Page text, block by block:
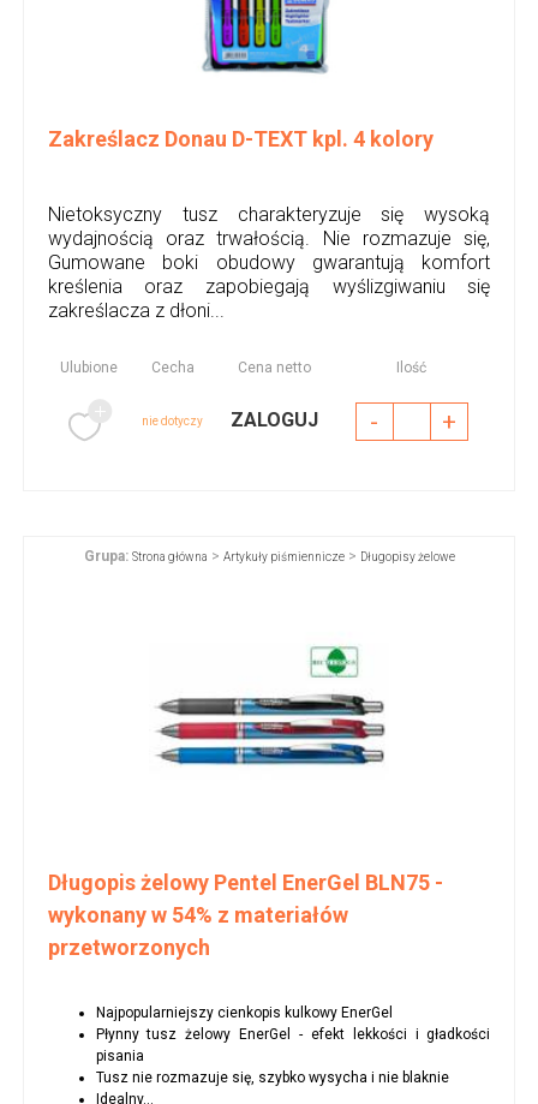
Zakreślacz Donau D-TEXT kpl. 4 kolory
Nietoksyczny tusz charakteryzuje się wysoką
wydajnością oraz trwałością. Nie rozmazuje się,
Gumowane boki obudowy gwarantują komfort
kreślenia oraz zapobiegają wyślizgiwaniu się
zakreślacza z dłoni...
Ulubione Cecha Cena netto Ilość
nie dotyczy ZALOGUJ - +
Grupa: Strona główna > Artykuły piśmiennicze> Długopisy żelowe
Długopis żelowy Pentel EnerGel BLN75 -
wykonany w 54% z materiałów
przetworzonych
Najpopularniejszy cienkopis kulkowy EnerGel
Płynny tusz żelowy EnerGel - efekt lekkości i gładkości
pisania
Tusz nie rozmazuje się, szybko wysycha i nie blaknie
Idealny...